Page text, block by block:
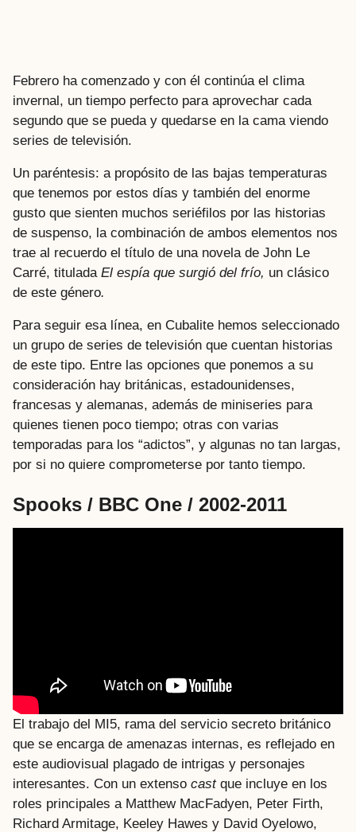
Febrero ha comenzado y con él continúa el clima
invernal, un tiempo perfecto para aprovechar cada
segundo que se pueda y quedarse en la cama viendo
series de televisión.
Un paréntesis: a propósito de las bajas temperaturas
que tenemos por estos días y también del enorme
gusto que sienten muchos seriéfilos por las historias
de suspenso, la combinación de ambos elementos nos
trae al recuerdo el título de una novela de John Le
Carré, titulada El espía que surgió del frío, un clásico
de este género.
Para seguir esa línea, en Cubalite hemos seleccionado
un grupo de series de televisión que cuentan historias
de este tipo. Entre las opciones que ponemos a su
consideración hay británicas, estadounidenses,
francesas y alemanas, además de miniseries para
quienes tienen poco tiempo; otras con varias
temporadas para los “adictos”, y algunas no tan largas,
por si no quiere comprometerse por tanto tiempo.
Spooks / BBC One / 2002-2011
El trabajo del MI5, rama del servicio secreto británico
que se encarga de amenazas internas, es reflejado en
este audiovisual plagado de intrigas y personajes
interesantes. Con un extenso castque incluye en los
roles principales a Matthew MacFadyen, Peter Firth,
Richard Armitage, Keeley Hawes y David Oyelowo,